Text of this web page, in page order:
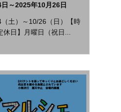
～2025年10月26日
（土）～10/26（日）【時
日】月曜日（祝日...